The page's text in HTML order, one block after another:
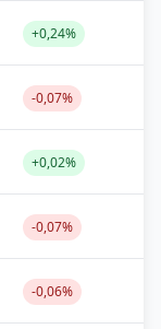
+0,24%
-0,07%
+0,02%
-0,07%
-0,06%